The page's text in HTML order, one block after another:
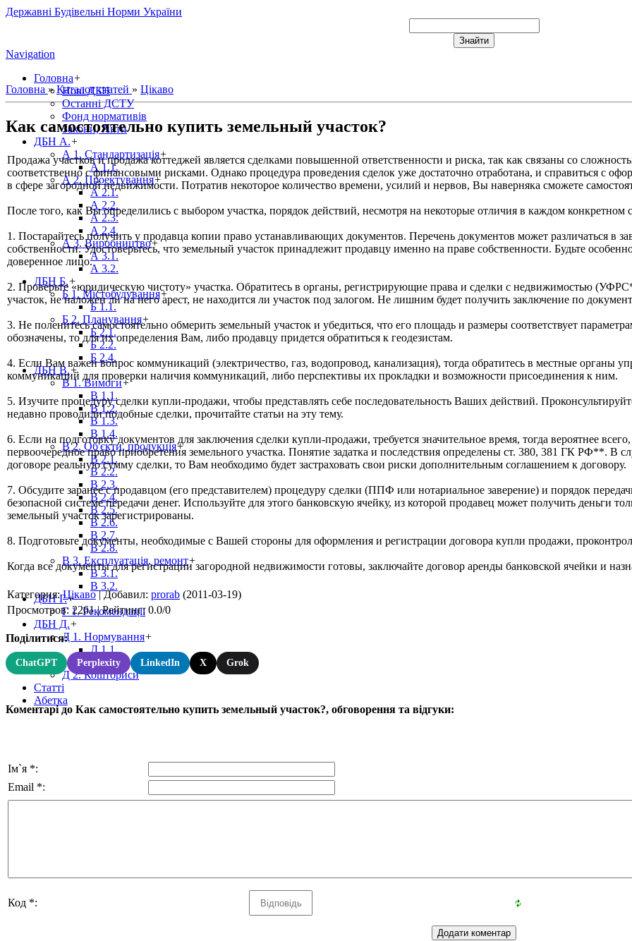
Державні Будівельні Норми України
Navigation
Головна+
Нові ДБН
Останні ДСТУ
Фонд нормативів
Закони, Акти
ДБН А.+
А 1. Стандартизація+
А 1.1.
А 2. Проектування+
А 2.1.
А 2.2.
А 2.3.
А 2.4.
А 3. Виробництво+
А 3.1.
А 3.2.
ДБН Б.+
Б 1. Містобудування+
Б 1.1.
Б 2. Планування+
Б 2.1.
Б 2.2.
Б 2.4.
ДБН В.+
В 1. Вимоги+
В 1.1.
В 1.2.
В 1.3.
В 1.4.
В 2. Об'єкти, продукція+
В 2.1.
В 2.2.
В 2.3.
В 2.4.
В 2.5.
В 2.6.
В 2.7.
В 2.8.
В 3. Експлуатація, ремонт+
В 3.1.
В 3.2.
ДБН Г.+
Г 1. Рекомендації
ДБН Д.+
Д 1. Нормування+
Д 1.1.
Д 1.2.
Д 2. Кошториси
Статті
Абетка
Головна » Каталог статей » Цікаво
Как самостоятельно купить земельный участок?
Продажа участков и продажа коттеджей является сделками повышенной ответственности и риска, так как связаны со
соответственно с финансовыми рисками. Однако процедура проведения сделок уже достаточно отработана, и справиться с
в сфере загородной недвижимости. Потратив некоторое количество времени, усилий и нервов, Вы наверняка сможете
После того, как Вы определились с выбором участка, порядок действий, несмотря на некоторые отличия в каждом конкретном
1. Постарайтесь получить у продавца копии право устанавливающих документов. Перечень документов может различаться в
собственности. Удостоверьтесь, что земельный участок принадлежит продавцу именно на праве собственности. Будьте
доверенное лицо.
2. Проверьте «юридическую чистоту» участка. Обратитесь в органы, регистрирующие права и сделки с недвижимостью
участок, не наложен ли на него арест, не находится ли участок под залогом. Не лишним будет получить заключение по
3. Не поленитесь самостоятельно обмерить земельный участок и убедиться, что его площадь и размеры соответствует
обозначены, то для их определения Вам, либо продавцу придется обратиться к геодезистам.
4. Если Вам важен вопрос коммуникаций (электричество, газ, водопровод, канализация), тогда обратитесь в местные органы
коммуникаций для проверки наличия коммуникаций, либо перспективы их прокладки и возможности присоединения к ним.
5. Изучите процедуру сделки купли-продажи, чтобы представлять себе последовательность Ваших действий.
недавно проводили подобные сделки, прочитайте статьи на эту тему.
6. Если на подготовку документов для заключения сделки купли-продажи, требуется значительное время, тогда вероятнее
первоочередное право приобретения земельного участка. Понятие задатка и последствия определены ст. 380, 381 ГК РФ**. В
договоре реальную сумму сделки, то Вам необходимо будет застраховать свои риски дополнительным соглашением к договору.
7. Обсудите заранее с продавцом (его представителем) процедуру сделки (ППФ или нотариальное заверение) и порядок
безопасной системе передачи денег. Используйте для этого банковскую ячейку, из которой продавец может получить деньги
земельный участок зарегистрированы.
8. Подготовьте документы, необходимые с Вашей стороны для оформления и регистрации договора купли продажи,
Когда все документы для регистрации загородной недвижимости готовы, заключайте договор аренды банковской ячейки и
Категория: Цікаво|Добавил: prorab (2011-03-19)
Просмотров: 2261 |Рейтинг: 0.0/0
Поділитися:
ChatGPT Perplexity LinkedIn X Grok
Коментарі до Как самостоятельно купить земельный участок?, обговорення та відгуки:
Ім`я *:
Email *:
Код *: